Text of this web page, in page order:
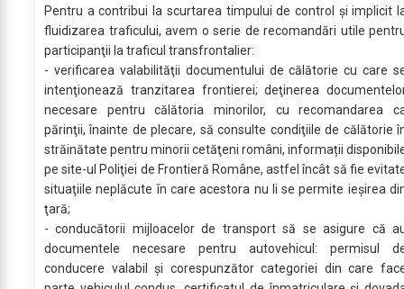
Pentru a contribui la scurtarea timpului de control şi implicit
fluidizarea traficului, avem o serie de recomandări utile
participanţii la traficul transfrontalier:
- verificarea valabilităţii documentului de călătorie cu care
intenţionează tranzitarea frontierei; deţinerea
necesare pentru călătoria minorilor, cu recomandarea
părinţii, înainte de plecare, să consulte condiţiile de călătorie
străinătate pentru minorii cetăţeni români, informații
pe site-ul Poliţiei de Frontieră Române, astfel încât să fie
situaţiile neplăcute în care acestora nu li se permite ieşirea
ţară;
- conducătorii mijloacelor de transport să se asigure că
documentele necesare pentru autovehicul: permisul
conducere valabil și corespunzător categoriei din care